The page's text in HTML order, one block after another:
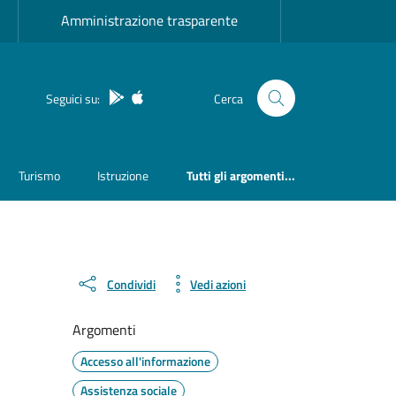
Amministrazione trasparente
Seguici su: App Android
App IOS Cerca
Turismo Istruzione Tutti gli argomenti...
Condividi Vedi azioni
Argomenti
Accesso all'informazione
Assistenza sociale